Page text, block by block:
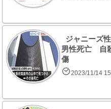
ジャニーズ
男性死亡 自
傷
2023/11/14